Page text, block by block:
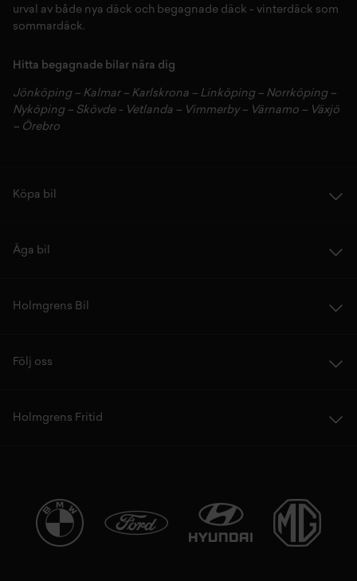
urval av både nya däck och begagnade däck - vinterdäck som
sommardäck.
Hitta begagnade bilar nära dig
Jönköping– Kalmar – Karlskrona – Linköping– Norrköping–
Nyköping– Skövde- Vetlanda – Vimmerby– Värnamo – Växjö
– Örebro
Köpa bil
Äga bil
Holmgrens Bil
Följ oss
Holmgrens Fritid